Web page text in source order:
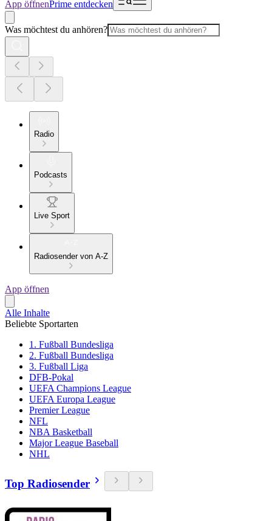
App öffnenPrime entdecken
Was möchtest du anhören?
Radio
Podcasts
Live Sport
Radiosender von A-Z
App öffnen
Alle Inhalte
Beliebte Sportarten
1. Fußball Bundesliga
2. Fußball Bundesliga
3. Fußball Liga
DFB-Pokal
UEFA Champions League
UEFA Europa League
Premier League
NFL
NBA Basketball
Major League Baseball
NHL
Top Radiosender